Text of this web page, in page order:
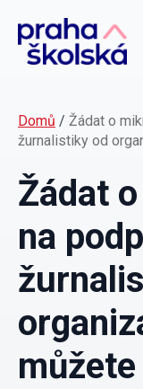
Domů / Žádat o
žurnalistiky od
Žádat
na